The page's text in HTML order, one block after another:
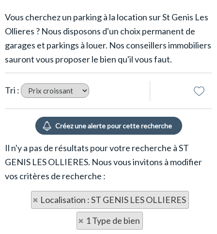
Vous cherchez un parking à la location sur St Genis Les
Ollieres ? Nous disposons d'un choix permanent de
garages et parkings à louer. Nos conseillers immobiliers
sauront vous proposer le bien qu'il vous faut.
Tri :
Il n'y a pas de résultats pour votre recherche à ST
GENIS LES OLLIERES. Nous vous invitons à modifier
vos critères de recherche :
Localisation : ST GENIS LES OLLIERES
1 Type de bien